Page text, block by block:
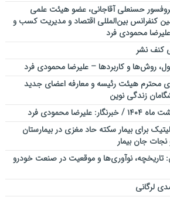
حسنعلی آقاجانی، عضو هیئت علمی
کنفرانس بین‌المللی اقتصاد و مدیریت کسب و
محمودی فرد
کنف نشر
روش‌ها و کاربردها – علیرضا محمودی فرد
محترم هیئت رئیسه و معارفه اعضای جدید
زندگی نوین
برای بیمار سکته حاد مغزی در بیمارستان
جان بیمار
تاریخچه، نوآوری‌ها و موقعیت در صنعت خودرو
لرگانی